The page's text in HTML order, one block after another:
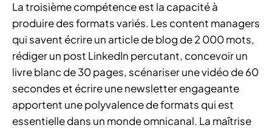
La troisième compétence est la capacité à
produire des formats variés. Les content managers
qui savent écrire un article de blog de 2 000 mots,
rédiger un post LinkedIn percutant, concevoir un
livre blanc de 30 pages, scénariser une vidéo de 60
secondes et écrire une newsletter engageante
apportent une polyvalence de formats qui est
essentielle dans un monde omnicanal. La maîtrise